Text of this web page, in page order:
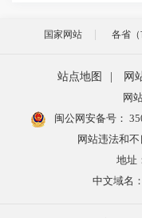
国家网站 各省
站点地图 网
网
闽公网安备号：
网站违法和
地址
中文域名